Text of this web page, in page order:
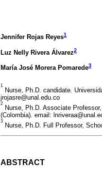
Jennifer Rojas Reyes1
Luz Nelly Rivera Álvarez2
María José Morera Pomarede3
1
Nurse, Ph.D. candidate.
jrojasre@unal.edu.co
2
Nurse, Ph.D. Associate
(Colombia). email:
3
Nurse, Ph.D. Full Professor,
ABSTRACT